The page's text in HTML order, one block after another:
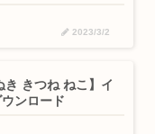
2023/3/2
き きつね ねこ】イ
ンロード